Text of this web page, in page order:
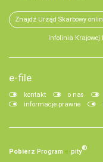
Znajdź Urząd Skarbowy
Infolinia Krajowej
e-file
kontakt o nas
informacje prawne
Pobierz Program e‑pity®